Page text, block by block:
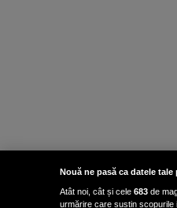
Nouă ne pasă ca datele
Atât noi, cât și cele 683 de
urmărire care susțin scopurile